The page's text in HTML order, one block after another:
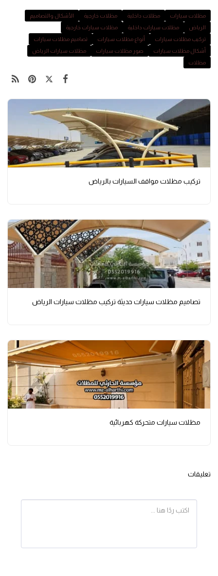
مظلات سيارات مظلات داخلية مظلات خارجية
الأشكال والتصاميم
الرياض
مظلات سيارات داخلية
مظلات سيارات خارجية
تركيب مظلات سيارات
أنواع مظلات سيارات
تصاميم مظلات سيارات
أشكال مظلات سيارات
صور مظلات سيارات
مظلات سيارات الرياض
مظلات
تركيب مظلات مواقف السيارات بالرياض
تصاميم مظلات سيارات حديثة تركيب مظلات سيارات الرياض
مظلات سيارات متحركة كهربائية
تعليقات